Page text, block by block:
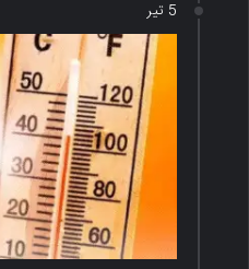
5 تیر